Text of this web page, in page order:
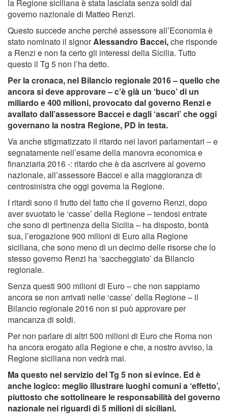
la Regione siciliana è stata lasciata senza soldi dal
governo nazionale di Matteo Renzi.
Questo succede anche perché assessore all’Economia è
stato nominato il signorAlessandro Baccei,che risponde
a Renzi e non fa certo gli interessi della Sicilia. Tutto
questo il Tg 5 non l’ha detto.
Per la cronaca, nel Bilancio regionale 2016 – quello che
ancora si deve approvare – c’è già un ‘buco’ di un
miliardo e 400 milioni, provocato dal governo Renzi e
avallato dall’assessore Baccei e dagli ‘ascari’ che oggi
governano la nostra Regione, PD in testa.
Va anche stigmatizzato il ritardo nei lavori parlamentari – e
segnatamente nell’esame della manovra economica e
finanziaria 2016 -: ritardo che è da ascrivere al governo
nazionale, all’assessore Baccei e alla maggioranza di
centrosinistra che oggi governa la Regione.
I ritardi sono il frutto del fatto che il governo Renzi, dopo
aver svuotato le ‘casse’ della Regione – tendosi entrate
che sono di pertinenza della Sicilia – ha disposto, bontà
sua, l’erogazione 900 milioni di Euro alla Regione
siciliana, che sono meno di un decimo delle risorse che lo
stesso governo Renzi ha ‘saccheggiato’ da Bilancio
regionale.
Senza questi 900 milioni di Euro – che non sappiamo
ancora se non arrivati nelle ‘casse’ della Regione – il
Bilancio regionale 2016 non si può approvare per
mancanza di soldi.
Per non parlare di altri 500 milioni di Euro che Roma non
ha ancora erogato alla Regione e che, a nostro avviso, la
Regione siciliana non vedrà mai.
Ma questo nel servizio del Tg 5 non si evince. Ed è
anche logico: meglio illustrare luoghi comuni a ‘effetto’,
piuttosto che sottolineare le responsabilità del governo
nazionale nei riguardi di 5 milioni di siciliani.